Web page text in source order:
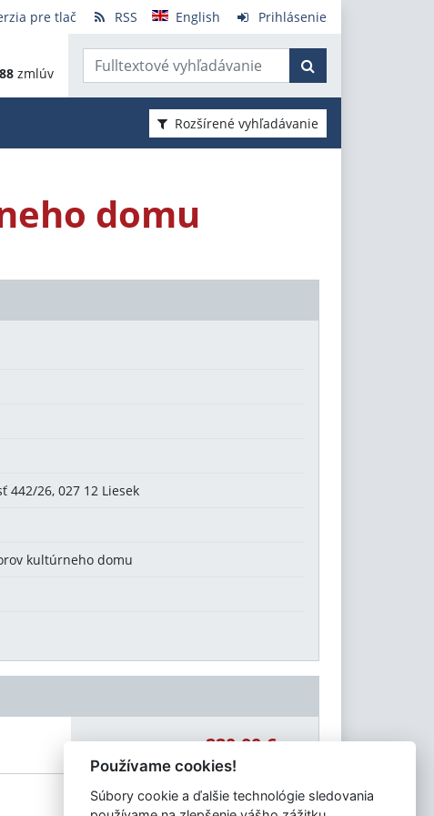
pre tlač RSS English Prihlásenie
zmlúv
Rozšírené vyhľadávanie
domu
442/26, 027 12 Liesek
kultúrneho domu
Celková čiastka: 220,00 €
Používame cookies!
Súbory cookie a ďalšie technológie sledovania